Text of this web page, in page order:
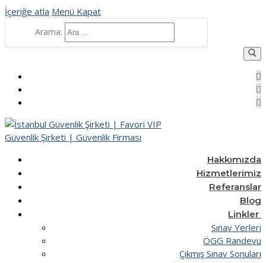
İçeriğe atla Menü Kapat
Arama:
Hakkımızda
Hizmetlerimiz
Referanslar
Blog
Linkler
Sınav Yerleri
ÖGG Randevu
Çıkmış Sınav Sonuları